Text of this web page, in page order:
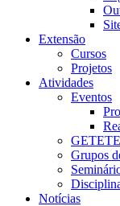
Extensão
Cursos
Projetos
Atividades
Eventos
GETETE
Grupos
Notícias